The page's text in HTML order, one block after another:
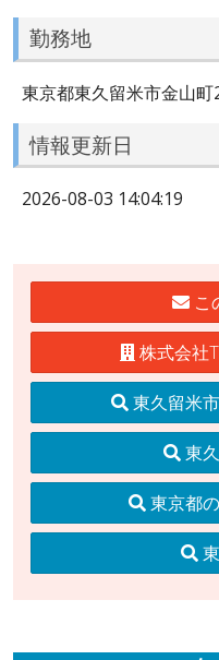
勤務地
東京都東久留米市金山
情報更新日
2026-08-03 14:04:19
こ
株式会社
東久留米
東
東京都